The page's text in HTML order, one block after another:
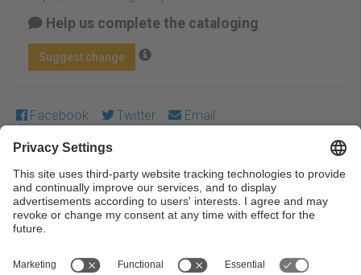
Help us complete the cataloging
Suggest change
Facebook Twitter Email
Except where otherwise noted, content on this work is
licensed under a Creative Commons license:Attribution-
NonCommercial-NoDerivs 3.0 Spain